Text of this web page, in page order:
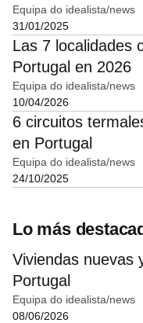
Equipa do idealista/news
31/01/2025
Las 7 localidades
Portugal en 2026
Equipa do idealista/news
10/04/2026
6 circuitos
en Portugal
Equipa do idealista/news
24/10/2025
Lo más
Viviendas nuevas
Portugal
Equipa do idealista/news
08/06/2026